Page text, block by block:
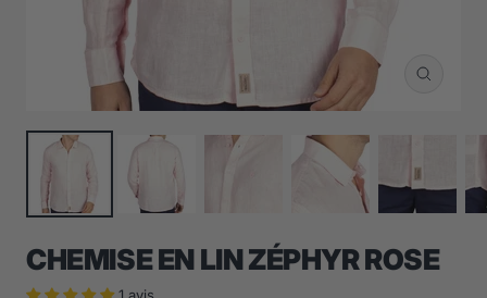
Zoom
CHEMISE EN LIN ZÉPHYR ROSE